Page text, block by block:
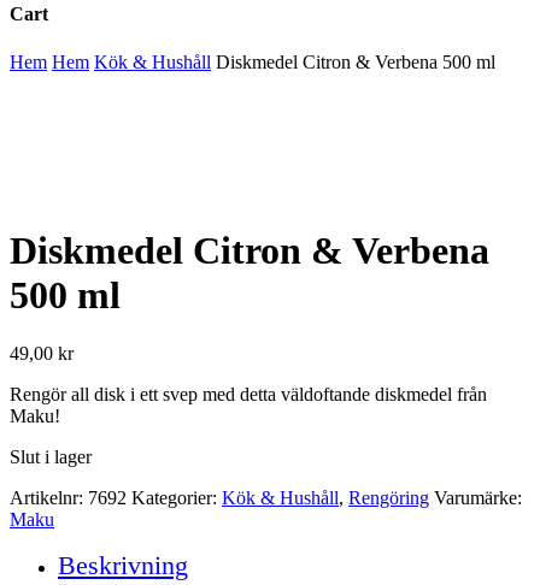
Cart
Close
Hem Hem Kök & Hushåll Diskmedel Citron & Verbena 500 ml
Diskmedel Citron & Verbena
500 ml
49,00 kr
Rengör all disk i ett svep med detta väldoftande diskmedel från
Maku!
Slut i lager
Artikelnr: 7692 Kategorier: Kök & Hushåll, Rengöring Varumärke:
Maku
Beskrivning